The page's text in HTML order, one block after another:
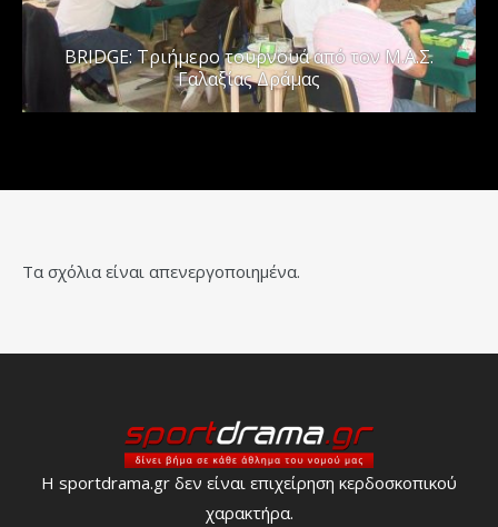
BRIDGE: Τριήμερο τουρνουά από τον Μ.Α.Σ.
Γαλαξίας Δράμας
Τα σχόλια είναι απενεργοποιημένα.
Η sportdrama.gr δεν είναι επιχείρηση κερδοσκοπικού
χαρακτήρα.